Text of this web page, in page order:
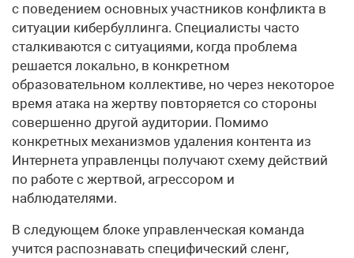
с поведением основных участников конфликта в
ситуации кибербуллинга. Специалисты часто
сталкиваются с ситуациями, когда проблема
решается локально, в конкретном
образовательном коллективе, но через некоторое
время атака на жертву повторяется со стороны
совершенно другой аудитории. Помимо
конкретных механизмов удаления контента из
Интернета управленцы получают схему действий
по работе с жертвой, агрессором и
наблюдателями.
В следующем блоке управленческая команда
учится распознавать специфический сленг,